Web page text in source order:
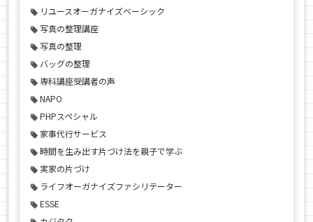
リユースオーガナイズベーシック
写真の整理講座
写真の整理
バッグの整理
専科講座受講者の声
NAPO
PHPスペシャル
家事代行サービス
時間を生み出す片づけ法を親子で学ぶ
実家の片づけ
ライフオーガナイズファシリテーター
ESSE